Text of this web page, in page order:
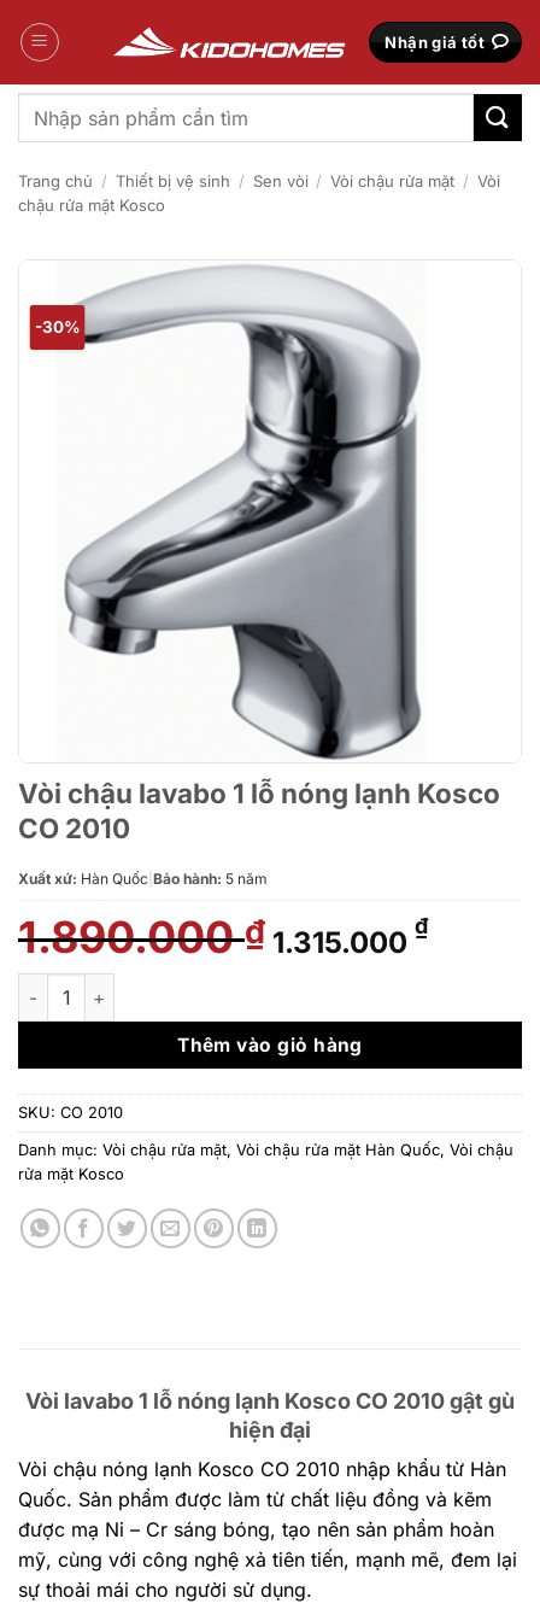
qua
Nhận giá tốt
Tìm
kiếm:
Trang chủ / Thiết bị vệ sinh / Sen vòi / Vòi chậu rửa mặt / Vòi
chậu rửa mặt Kosco
-30%
Vòi chậu lavabo 1 lỗ nóng lạnh Kosco
CO 2010
Xuất xứ: Hàn Quốc Bảo hành: 5 năm
1.890.000₫ Giá
gốc
1.890.000 ₫.
1.315.000 ₫Giá
là:
Vòi chậu lavabo 1 lỗ nóng lạnh Kosco CO 2010 số lượng
Thêm vào giỏ hàng
SKU: CO 2010
Danh mục: Vòi chậu rửa mặt, Vòi chậu rửa mặt Hàn Quốc, Vòi chậu
rửa mặt Kosco
Vòi lavabo 1 lỗ nóng lạnh Kosco CO 2010 gật gù
hiện đại
Vòi chậu nóng lạnh Kosco CO 2010 nhập khẩu từ Hàn
Quốc. Sản phẩm được làm từ chất liệu đồng và kẽm
được mạ Ni – Cr sáng bóng, tạo nên sản phẩm hoàn
mỹ, cùng với công nghệ xả tiên tiến, mạnh mẽ, đem lại
sự thoải mái cho người sử dụng.